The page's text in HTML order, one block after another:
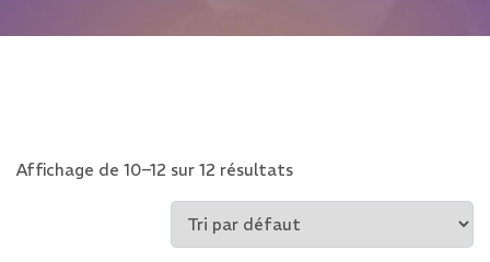
Affichage de 10–12 sur 12 résultats